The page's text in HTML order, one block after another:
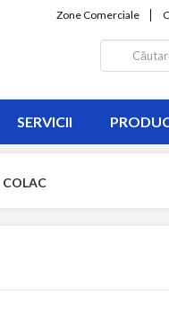
Zone Comerciale
SERVICII